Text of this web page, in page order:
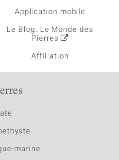
Application mobile
Le Blog: Le Monde des
Pierres
Affiliation
marine